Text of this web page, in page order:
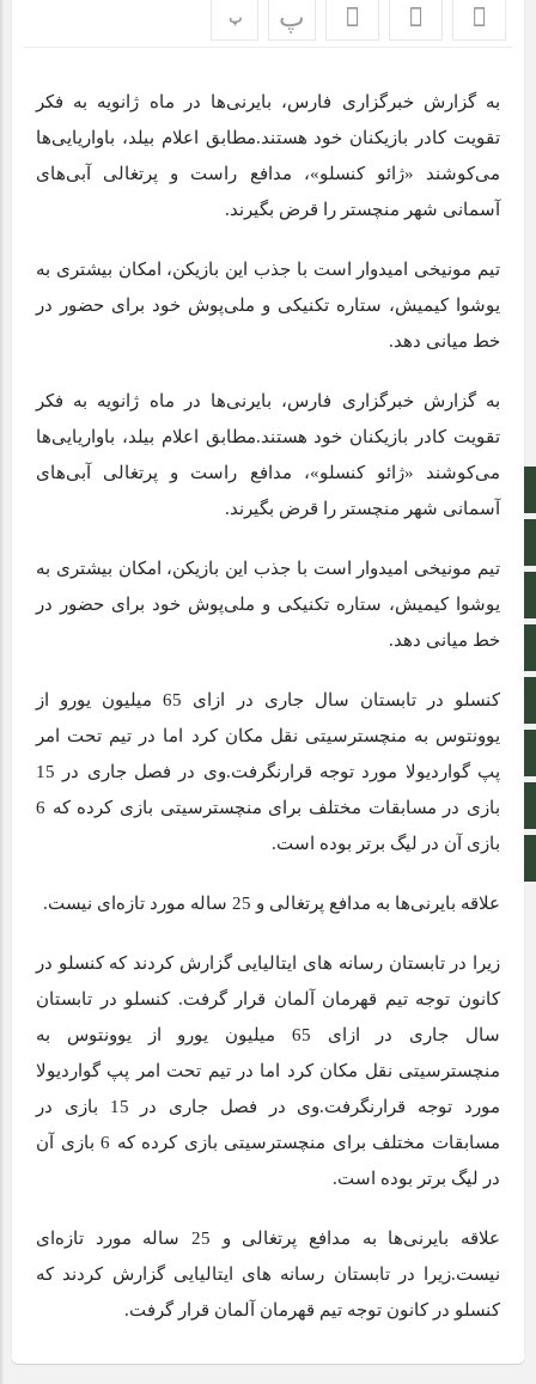
اپلیکیشن سایت
سروش
اینستاگرام
اطلاعات سایت
پ پ
به گزارش خبرگزاری فارس، بایرنی‌ها در ماه ژانویه به فکر
تقویت کادر بازیکنان خود هستند.مطابق اعلام بیلد،‌ باواریایی‌ها
می‌کوشند «ژائو کنسلو»، مدافع راست و پرتغالی آبی‌های
آسمانی شهر منچستر را قرض بگیرند.
تیم مونیخی امیدوار است با جذب این بازیکن، امکان بیشتری به
یوشوا کیمیش، ستاره تکنیکی و ملی‌پوش خود برای حضور در
خط میانی دهد.
به گزارش خبرگزاری فارس، بایرنی‌ها در ماه ژانویه به فکر
تقویت کادر بازیکنان خود هستند.مطابق اعلام بیلد،‌ باواریایی‌ها
می‌کوشند «ژائو کنسلو»، مدافع راست و پرتغالی آبی‌های
آسمانی شهر منچستر را قرض بگیرند.
تیم مونیخی امیدوار است با جذب این بازیکن، امکان بیشتری به
یوشوا کیمیش، ستاره تکنیکی و ملی‌پوش خود برای حضور در
خط میانی دهد.
کنسلو در تابستان سال جاری در ازای 65 میلیون یورو از
یوونتوس به منچسترسیتی نقل مکان کرد اما در تیم تحت امر
پپ گواردیولا مورد توجه قرارنگرفت.وی در فصل جاری در 15
بازی در مسابقات مختلف برای منچسترسیتی بازی کرده که 6
بازی آن در لیگ برتر بوده است.
علاقه بایرنی‌ها به مدافع پرتغالی و 25 ساله مورد تازه‌ای نیست.
زیرا در تابستان رسانه های ایتالیایی گزارش کردند که کنسلو در
کانون توجه تیم قهرمان آلمان قرار گرفت. کنسلو در تابستان
سال جاری در ازای 65 میلیون یورو از یوونتوس به
منچسترسیتی نقل مکان کرد اما در تیم تحت امر پپ گواردیولا
مورد توجه قرارنگرفت.وی در فصل جاری در 15 بازی در
مسابقات مختلف برای منچسترسیتی بازی کرده که 6 بازی آن
در لیگ برتر بوده است.
علاقه بایرنی‌ها به مدافع پرتغالی و 25 ساله مورد تازه‌ای
نیست.زیرا در تابستان رسانه های ایتالیایی گزارش کردند که
کنسلو در کانون توجه تیم قهرمان آلمان قرار گرفت.